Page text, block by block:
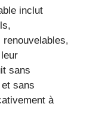
inclut
sans
sans
à